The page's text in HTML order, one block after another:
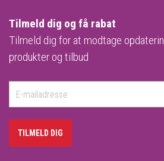
Tilmeld dig og få rabat
Tilmeld dig for at modtage
produkter og tilbud
TILMELD DIG